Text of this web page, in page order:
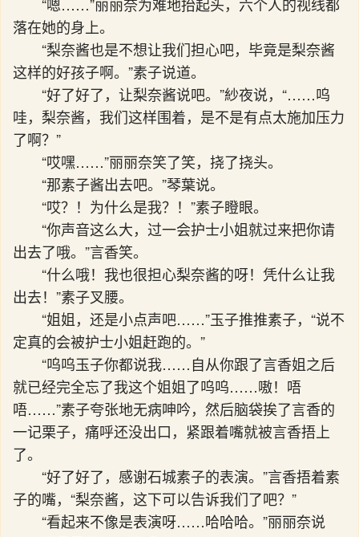
“嗯……”丽丽奈为难地抬起头，六个人的视线都
落在她的身上。
“梨奈酱也是不想让我们担心吧，毕竟是梨奈酱
这样的好孩子啊。”素子说道。
“好了好了，让梨奈酱说吧。”紗夜说，“……呜
哇，梨奈酱，我们这样围着，是不是有点太施加压力
了啊？”
“哎嘿……”丽丽奈笑了笑，挠了挠头。
“那素子酱出去吧。”琴葉说。
“哎？！为什么是我？！”素子瞪眼。
“你声音这么大，过一会护士小姐就过来把你请
出去了哦。”言香笑。
“什么哦！我也很担心梨奈酱的呀！凭什么让我
出去！”素子叉腰。
“姐姐，还是小点声吧……”玉子推推素子，“说不
定真的会被护士小姐赶跑的。”
“呜呜玉子你都说我……自从你跟了言香姐之后
就已经完全忘了我这个姐姐了呜呜……嗷！唔
唔……”素子夸张地无病呻吟，然后脑袋挨了言香的
一记栗子，痛呼还没出口，紧跟着嘴就被言香捂上
了。
“好了好了，感谢石城素子的表演。”言香捂着素
子的嘴，“梨奈酱，这下可以告诉我们了吧？”
“看起来不像是表演呀……哈哈哈。”丽丽奈说